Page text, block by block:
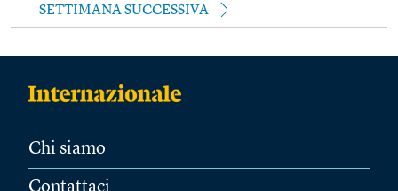
SETTIMANA SUCCESSIVA
Chi siamo
Contattaci